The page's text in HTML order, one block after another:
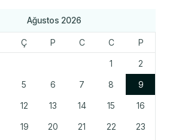
Ağustos 2026
Ç P C C P
1 2
5 6 7 8 9
12 13 14 15 16
19 20 21 22 23